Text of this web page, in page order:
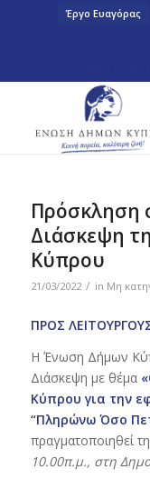
Έργο Ευαγόρας
Πρόσκληση
Διάσκεψη
Κύπρου
21/03/2022 / in Μη
ΠΡΟΣ
Η Ένωση Δήμων
Διάσκεψη με θέμα
Κύπρου για την
“Πληρώνω Όσο
πραγματοποιηθεί
10.00π.μ., στη